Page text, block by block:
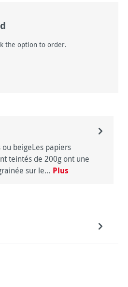
the option to order.
beigeLes papiers
teintés de 200g ont une
sur le… Plus